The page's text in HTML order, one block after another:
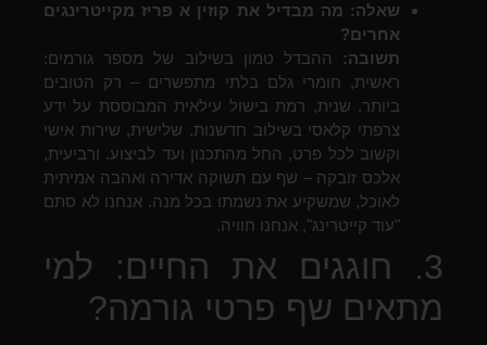
שאלה: מה מבדיל את קוזין א פריז מקייטרינגים
אחרים?
תשובה: ההבדל טמון בשילוב של מספר גורמים:
ראשית, חומרי גלם בלתי מתפשרים – רק הטובים
ביותר. שנית, רמת בישול עילאית המבוססת על ידע
צרפתי קלאסי בשילוב חדשנות. שלישית, שירות אישי
וקשוב לכל פרט, החל מהתכנון ועד לביצוע. ורביעית,
אלכס זובקה – שף עם תשוקה אדירה ואהבה אמיתית
לאוכל, שמשקיע את נשמתו בכל מנה. אנחנו לא סתם
"עוד קייטרינג", אנחנו חוויה.
3. חוגגים את החיים: למי
מתאים שף פרטי גורמה?